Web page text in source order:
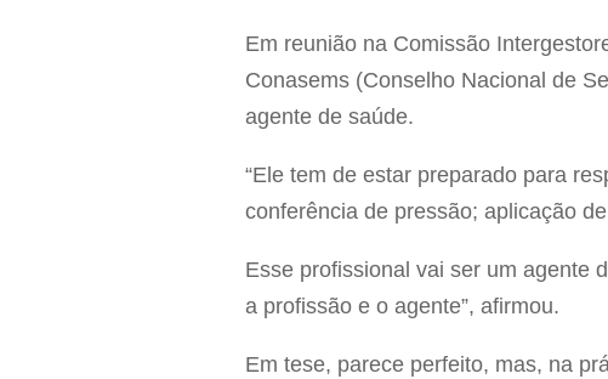
Em reunião na Comissão
Conasems (Conselho Nacional de
agente de saúde.
“Ele tem de estar preparado para
conferência de pressão; aplicação
Esse profissional vai ser um agente
a profissão e o agente”, afirmou.
Em tese, parece perfeito, mas, na